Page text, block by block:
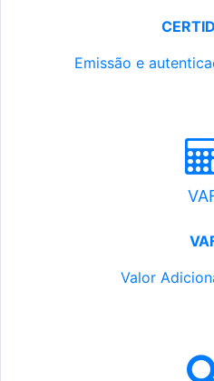
Emissão e
Valor